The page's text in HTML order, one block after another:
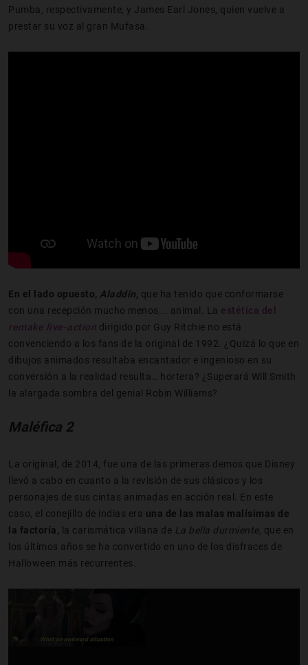
Pumba, respectivamente, y James Earl Jones, quien vuelve a
prestar su voz al gran Mufasa.
En el lado opuesto, Aladdin, que ha tenido que conformarse
con una recepción mucho menos... animal. La estética del
remake live-action dirigido por Guy Ritchie no está
convenciendo a los fans de la original de 1992. ¿Quizá lo que en
dibujos animados resultaba encantador e ingenioso en su
conversión a la realidad resulta… hortera? ¿Superará Will Smith
la alargada sombra del genial Robin Williams?
Maléfica 2
La original, de 2014, fue una de las primeras demos que Disney
llevó a cabo en cuanto a la revisión de sus clásicos y los
personajes de sus cintas animadas en acción real. En este
caso, el conejillo de indias era una de las malas malísimas de
la factoría, la carismática villana de La bella durmiente, que en
los últimos años se ha convertido en uno de los disfraces de
Halloween más recurrentes.